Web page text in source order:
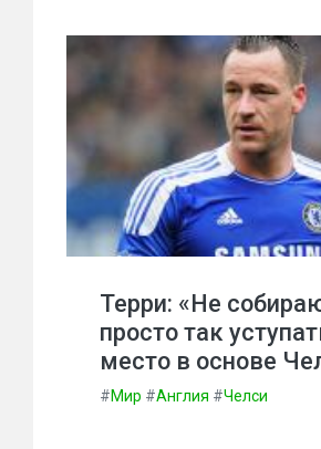
Терри: «Не
просто так
место в основе
#Мир #Англия #Челси